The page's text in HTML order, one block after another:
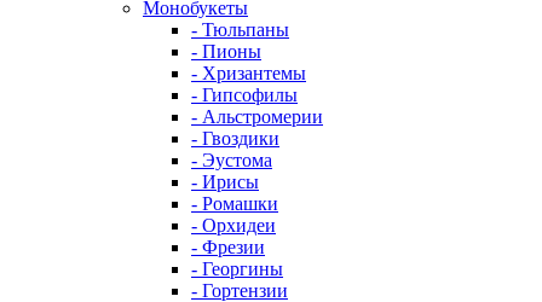
Монобукеты
- Тюльпаны
- Пионы
- Хризантемы
- Гипсофилы
- Альстромерии
- Гвоздики
- Эустома
- Ирисы
- Ромашки
- Орхидеи
- Фрезии
- Георгины
- Гортензии